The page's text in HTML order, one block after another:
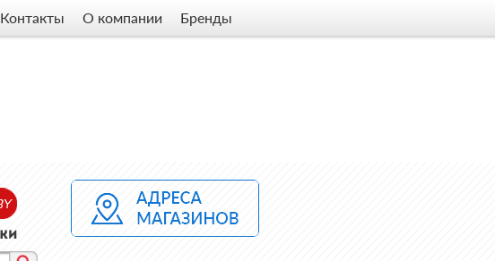
Контакты О компании Бренды